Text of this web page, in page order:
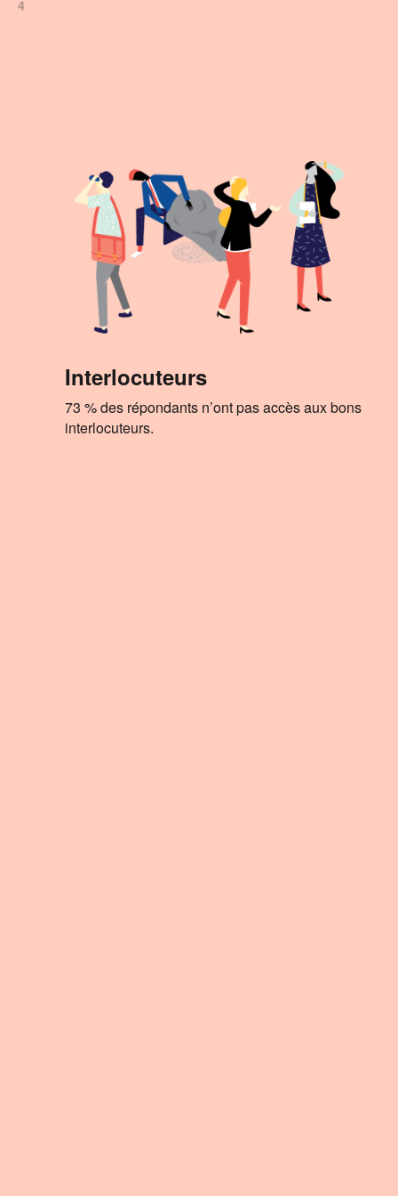
4
Interlocuteurs
73 % des répondants n’ont pas accès aux bons
interlocuteurs.